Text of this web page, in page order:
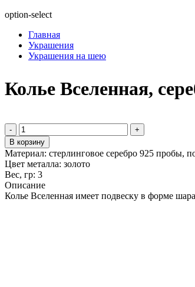
option-select
Главная
Украшения
Украшения на шею
Колье Вселенная,
-
+
В корзину
Материал: стерлинговое серебро 925 пробы,
Цвет металла: золото
Вес, гр: 3
Описание
Колье Вселенная имеет подвеску в форме